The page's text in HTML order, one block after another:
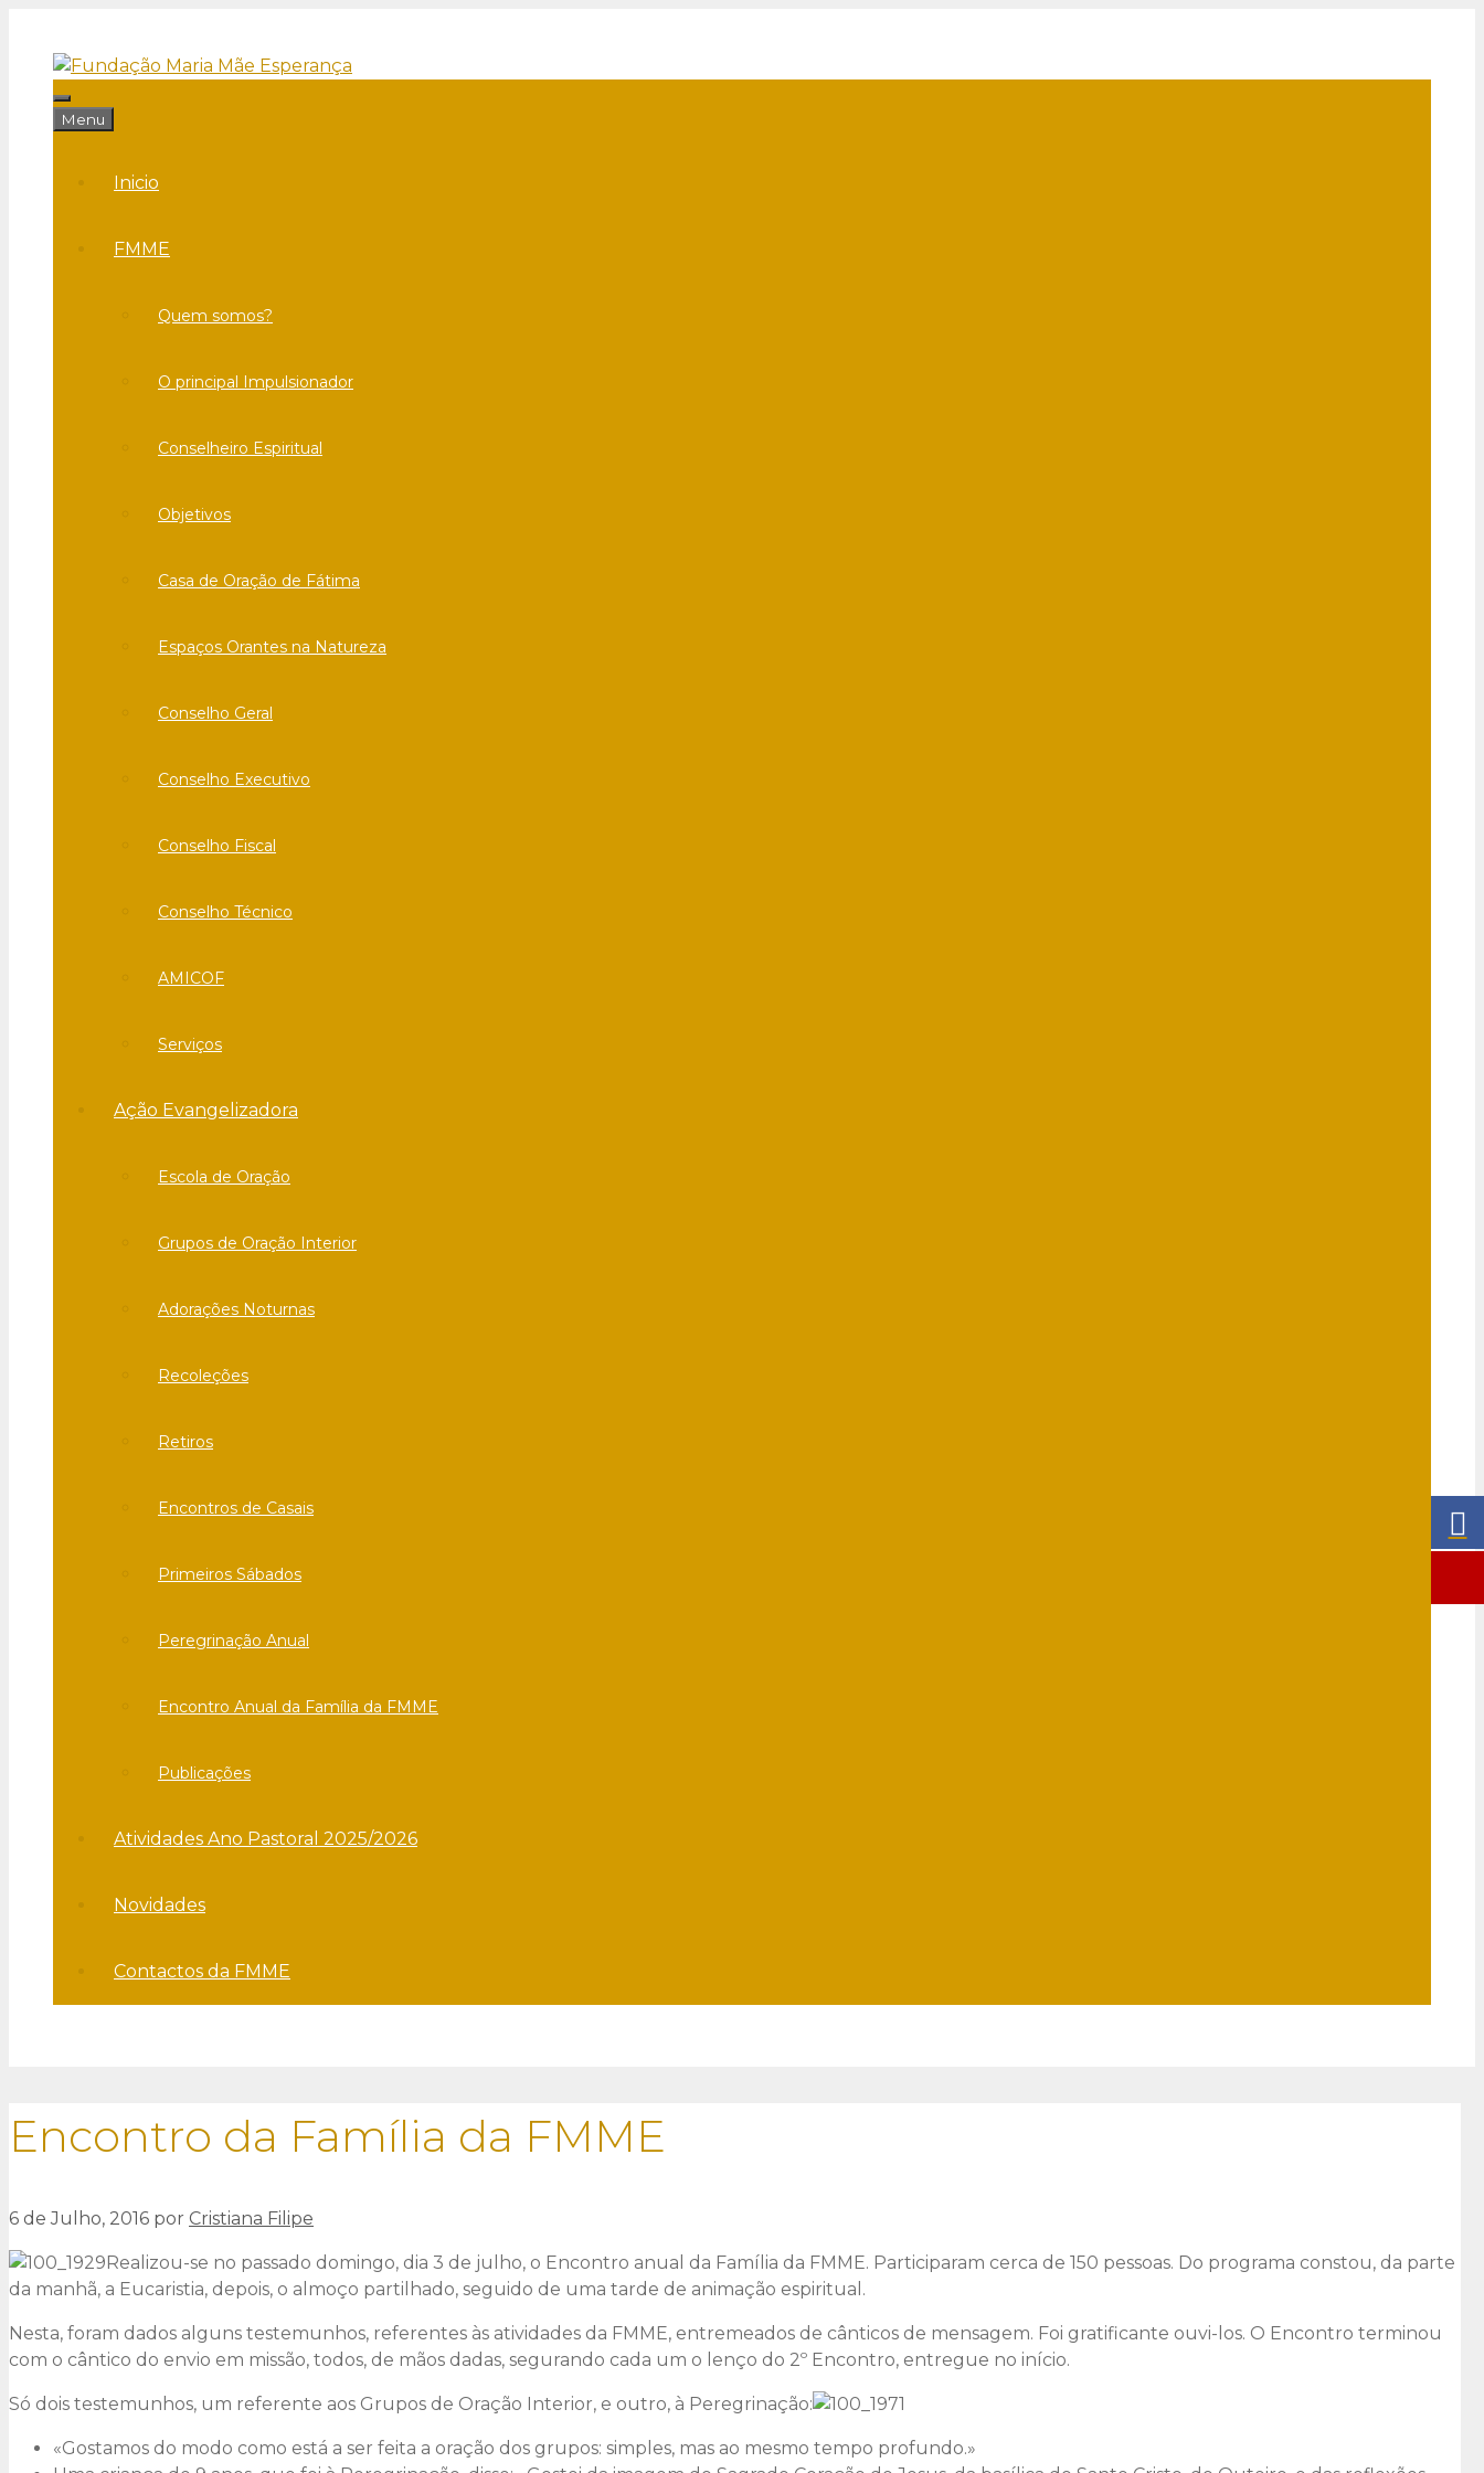
conteúdo
Menu
Menu
Inicio
FMME
Quem somos?
O principal Impulsionador
Conselheiro Espiritual
Objetivos
Casa de Oração de Fátima
Espaços Orantes na Natureza
Conselho Geral
Conselho Executivo
Conselho Fiscal
Conselho Técnico
AMICOF
Serviços
Ação Evangelizadora
Escola de Oração
Grupos de Oração Interior
Adorações Noturnas
Recoleções
Retiros
Encontros de Casais
Primeiros Sábados
Peregrinação Anual
Encontro Anual da Família da FMME
Publicações
Atividades Ano Pastoral 2025/2026
Novidades
Contactos da FMME
Encontro da Família da FMME
6 de Julho, 2016 por Cristiana Filipe
Realizou-se no passado domingo, dia 3 de julho, o Encontro anual da Família da FMME. Participaram cerca de 150 pessoas. Do programa constou, da parte
da manhã, a Eucaristia, depois, o almoço partilhado, seguido de uma tarde de animação espiritual.
Nesta, foram dados alguns testemunhos, referentes às atividades da FMME, entremeados de cânticos de mensagem. Foi gratificante ouvi-los. O Encontro terminou
com o cântico do envio em missão, todos, de mãos dadas, segurando cada um o lenço do 2º Encontro, entregue no início.
Só dois testemunhos, um referente aos Grupos de Oração Interior, e outro, à Peregrinação:
«Gostamos do modo como está a ser feita a oração dos grupos: simples, mas ao mesmo tempo profundo.»